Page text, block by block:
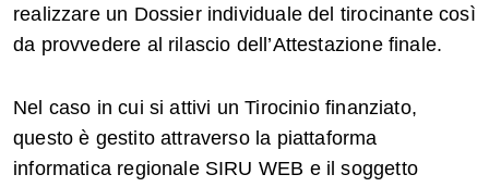
realizzare un Dossier individuale del tirocinante così
da provvedere al rilascio dell’Attestazione finale.
Nel caso in cui si attivi un Tirocinio finanziato,
questo è gestito attraverso la piattaforma
informatica regionale SIRU WEB e il soggetto